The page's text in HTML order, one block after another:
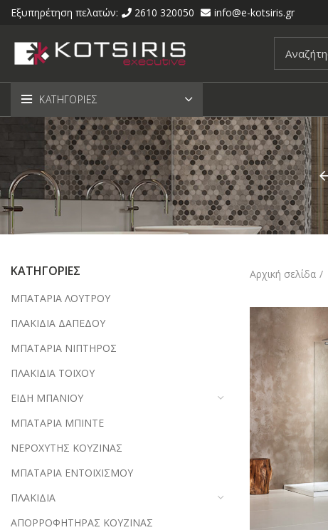
Εξυπηρέτηση πελατών: 2610 320050 info@e-kotsiris.gr
ΚΑΤΗΓΟΡΙΕΣ
ΚΑΤΗΓΟΡΙΕΣ
ΜΠΑΤΑΡΙΑ ΛΟΥΤΡΟΥ
ΠΛΑΚΙΔΙΑ ΔΑΠΕΔΟΥ
ΜΠΑΤΑΡΙΑ ΝΙΠΤΗΡΟΣ
ΠΛΑΚΙΔΙΑ ΤΟΙΧΟΥ
ΕΙΔΗ ΜΠΑΝΙΟΥ
ΜΠΑΤΑΡΙΑ ΜΠΙΝΤΕ
ΝΕΡΟΧΥΤΗΣ ΚΟΥΖΙΝΑΣ
ΜΠΑΤΑΡΙΑ ΕΝΤΟΙΧΙΣΜΟΥ
ΠΛΑΚΙΔΙΑ
ΑΠΟΡΡΟΦΗΤΗΡΑΣ ΚΟΥΖΙΝΑΣ
Αρχική σελίδα